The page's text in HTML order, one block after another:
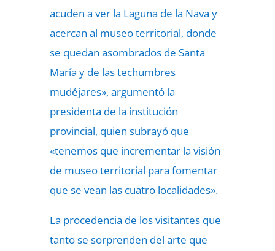
acuden a ver la Laguna de la Nava y
acercan al museo territorial, donde
se quedan asombrados de Santa
María y de las techumbres
mudéjares», argumentó la
presidenta de la institución
provincial, quien subrayó que
«tenemos que incrementar la visión
de museo territorial para fomentar
que se vean las cuatro localidades».
La procedencia de los visitantes que
tanto se sorprenden del arte que